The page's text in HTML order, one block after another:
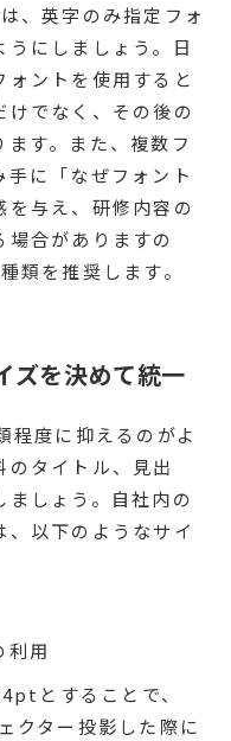
、英字のみ指定フォ
にしましょう。日
ントを使用すると
でなく、その後の
す。また、複数フ
に「なぜフォント
を与え、研修内容の
場合がありますの
類を推奨します。
ズを決めて統一
程度に抑えるのがよ
のタイトル、見出
ましょう。自社内の
、以下のようなサイ
利用
とすることで、
クター投影した際に